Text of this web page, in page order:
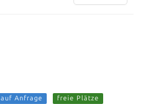
auf Anfrage freie Plätze